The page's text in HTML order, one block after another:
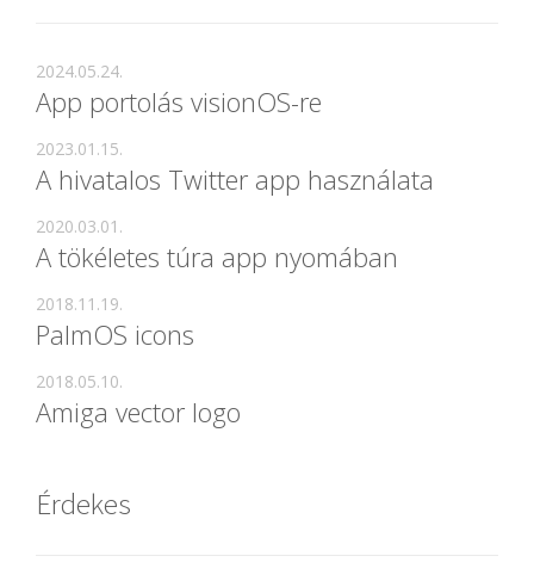
App portolás visionOS-re
2024.05.24.
A hivatalos Twitter app használata
2023.01.15.
A tökéletes túra app nyomában
2020.03.01.
PalmOS icons
2018.11.19.
Amiga vector logo
2018.05.10.
Érdekes